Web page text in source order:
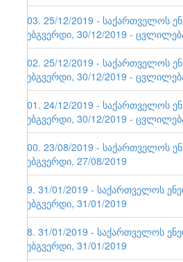
103. 25/12/2019 - საქართველოს
ვებგვერდი, 30/12/2019 -
102. 25/12/2019 - საქართველოს
ვებგვერდი, 30/12/2019 -
101. 24/12/2019 - საქართველოს
ვებგვერდი, 30/12/2019 -
100. 23/08/2019 - საქართველოს
ვებგვერდი, 27/08/2019
99. 31/01/2019 - საქართველოს
ვებგვერდი, 31/01/2019
98. 31/01/2019 - საქართველოს
ვებგვერდი, 31/01/2019